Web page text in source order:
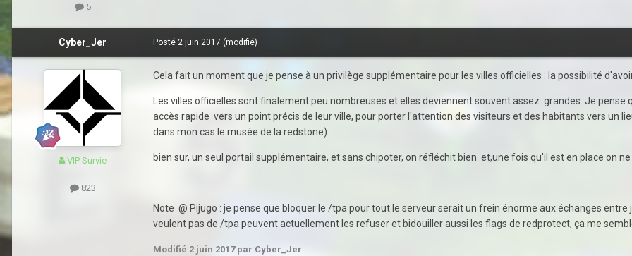
5
Cyber_Jer
VIP Survie
823
Posté 2 juin 2017 (modifié)
Cela fait un moment que je pense à un privilège supplémentaire pour les villes officielles : la possibilité
Les villes officielles sont finalement peu nombreuses et elles deviennent souvent assez grandes. Je
accès rapide vers un point précis de leur ville, pour porter l'attention des visiteurs et des habitants vers un
dans mon cas le musée de la redstone)
bien sur, un seul portail supplémentaire, et sans chipoter, on réfléchit bien et,une fois qu'il est en place on
Note @ Pijugo : je pense que bloquer le /tpa pour tout le serveur serait un frein énorme aux échanges
veulent pas de /tpa peuvent actuellement les refuser et bidouiller aussi les flags de redprotect, ça me
Modifié 2 juin 2017par Cyber_Jer